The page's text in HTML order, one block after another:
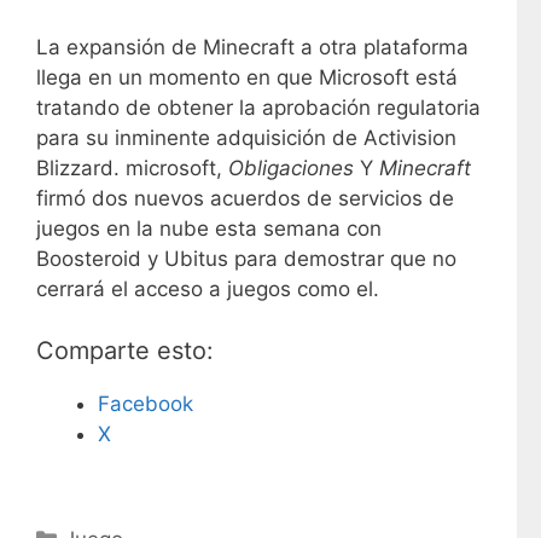
La expansión de Minecraft a otra plataforma
llega en un momento en que Microsoft está
tratando de obtener la aprobación regulatoria
para su inminente adquisición de Activision
Blizzard. microsoft, Obligaciones Y Minecraft
firmó dos nuevos acuerdos de servicios de
juegos en la nube esta semana con
Boosteroid y Ubitus para demostrar que no
cerrará el acceso a juegos como el.
Comparte esto:
Facebook
X